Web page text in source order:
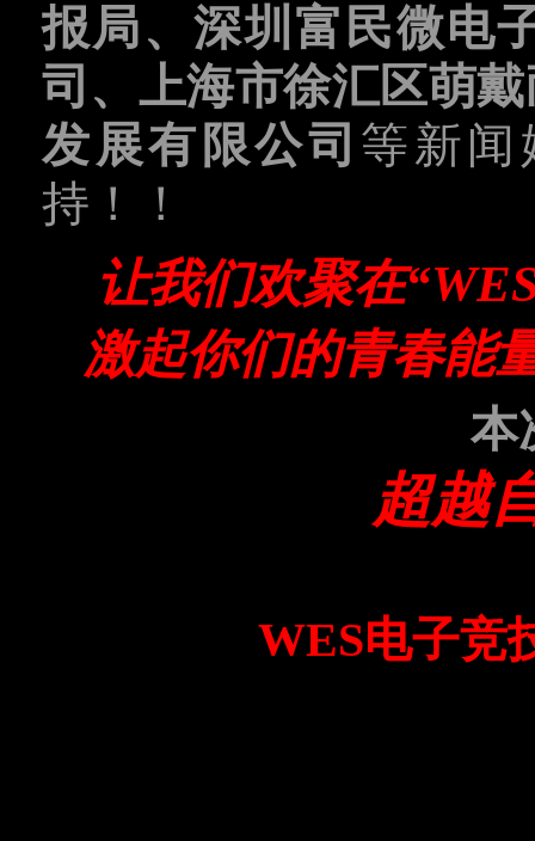
报局、深圳富民微电
司、上海市徐汇区萌
发展有限公司 等新闻
持！！
让我们欢聚在
激起你们的青春能
本
超越
WES电子竞